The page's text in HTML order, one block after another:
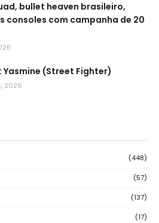
bullet heaven brasileiro,
consoles com campanha de 20
Yasmine (Street Fighter)
2026
(448)
(57)
(137)
(17)